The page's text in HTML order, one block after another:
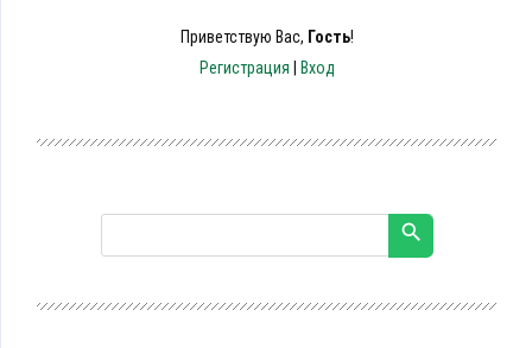
Приветствую Вас, Гость!
Регистрация
Вход